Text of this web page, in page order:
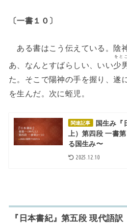
〔一書１０〕
ある書はこう伝えている。陰
あ、なんとすばらしい、いい少
をとこ
た。そこで陽神の手を握り、遂
を生んだ。次に蛭児。
関連記事
国生み『
上）第四段 一書
る国生み〜
2025.12.10
『日本書紀』第五段 現代語訳